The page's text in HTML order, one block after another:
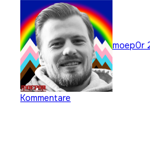
moep0r
Kommentare